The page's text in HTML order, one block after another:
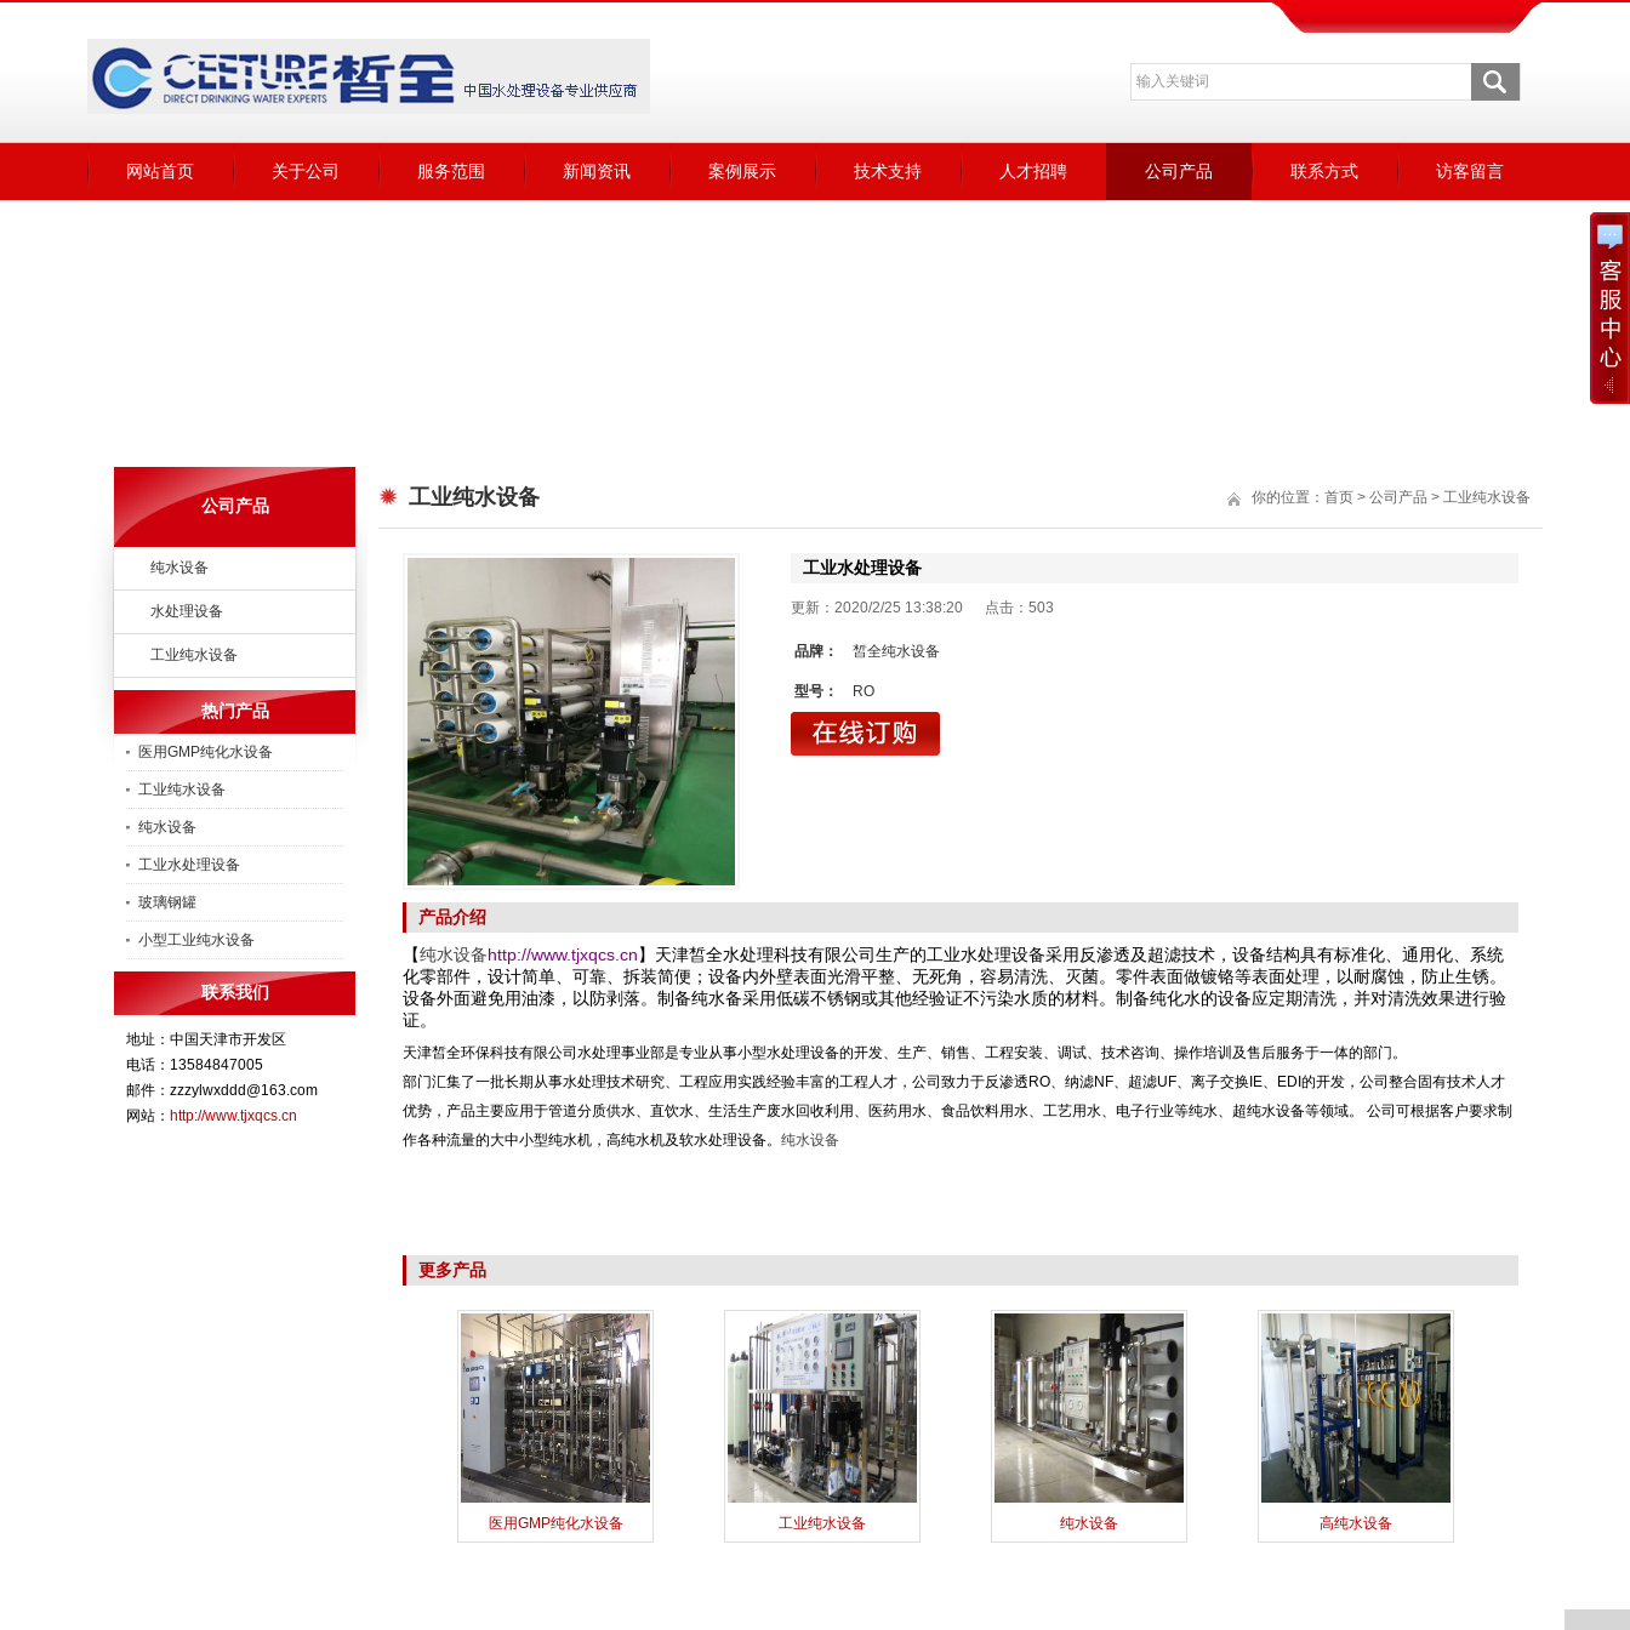
网站首页 关于公司 服务范围 新闻资讯 案例展示 技术支持 人才招聘 公司产品 联系方式 访客留言
公司产品
纯水设备
水处理设备
工业纯水设备
热门产品
医用GMP纯化水设备
工业纯水设备
纯水设备
工业水处理设备
玻璃钢罐
小型工业纯水设备
联系我们
地址：中国天津市开发区
电话：13584847005
邮件：zzzylwxddd@163.com
网站： http://www.tjxqcs.cn
工业纯水设备 你的位置： 首页 > 公司产品 > 工业纯水设备
工业水处理设备
更新：2020/2/25 13:38:20 点击： 503
品牌： 皙全纯水设备
型号： RO
产品介绍
【纯水设备http://www.tjxqcs.cn】 天津皙全水处理科技有限公司生产的工业水处理设备采用反渗透及超滤技术，设备结构具有标准化、通用化、系统
化零部件，设计简单、可靠、拆装简便；设备内外壁表面光滑平整、无死角，容易清洗、灭菌。零件表面做镀铬等表面处理，以耐腐蚀，防止生锈。
设备外面避免用油漆，以防剥落。制备纯水备采用低碳不锈钢或其他经验证不污染水质的材料。制备纯化水的设备应定期清洗，并对清洗效果进行验
证。
天津皙全环保科技有限公司水处理事业部是专业从事小型水处理设备的开发、生产、销售、工程安装、调试、技术咨询、操作培训及售后服务于一体的部门。
部门汇集了一批长期从事水处理技术研究、工程应用实践经验丰富的工程人才，公司致力于反渗透 RO、纳滤NF、超滤UF、离子交换 IE、 EDI 的开发，公司整合固有技术人才
优势，产品主要应用于管道分质供水、直饮水、生活生产废水回收利用、医药用水、食品饮料用水、工艺用水、电子行业等纯水、超纯水设备等领域。 公司可根据客户要求制
作各种流量的大中小型纯水机，高纯水机及软水处理设备。 纯水设备
更多产品
医用GMP纯化水设备 工业纯水设备 纯水设备 高纯水设备